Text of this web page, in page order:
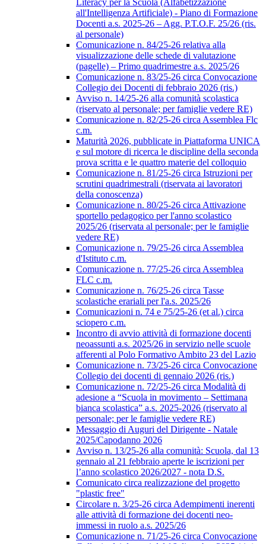
Literacy per la Scuola (Alfabetizzazione
all'Intelligenza Artificiale) - Piano di Formazione
Docenti a.s. 2025-26 – Agg. P.T.O.F. 25/26 (ris.
al personale)
Comunicazione n. 84/25-26 relativa alla
visualizzazione delle schede di valutazione
(pagelle) – Primo quadrimestre a.s. 2025/26
Comunicazione n. 83/25-26 circa Convocazione
Collegio dei Docenti di febbraio 2026 (ris.)
Avviso n. 14/25-26 alla comunità scolastica
(riservato al personale; per famiglie vedere RE)
Comunicazione n. 82/25-26 circa Assemblea Flc
c.m.
Maturità 2026, pubblicate in Piattaforma UNICA
e sul motore di ricerca le discipline della seconda
prova scritta e le quattro materie del colloquio
Comunicazione n. 81/25-26 circa Istruzioni per
scrutini quadrimestrali (riservata ai lavoratori
della conoscenza)
Comunicazione n. 80/25-26 circa Attivazione
sportello pedagogico per l'anno scolastico
2025/26 (riservata al personale; per le famiglie
vedere RE)
Comunicazione n. 79/25-26 circa Assemblea
d'Istituto c.m.
Comunicazione n. 77/25-26 circa Assemblea
FLC c.m.
Comunicazione n. 76/25-26 circa Tasse
scolastiche erariali per l'a.s. 2025/26
Comunicazioni n. 74 e 75/25-26 (et al.) circa
sciopero c.m.
Incontro di avvio attività di formazione docenti
neoassunti a.s. 2025/26 in servizio nelle scuole
afferenti al Polo Formativo Ambito 23 del Lazio
Comunicazione n. 73/25-26 circa Convocazione
Collegio dei docenti di gennaio 2026 (ris.)
Comunicazione n. 72/25-26 circa Modalità di
adesione a “Scuola in movimento – Settimana
bianca scolastica” a.s. 2025-2026 (riservato al
personale; per le famiglie vedere RE)
Messaggio di Auguri del Dirigente - Natale
2025/Capodanno 2026
Avviso n. 13/25-26 alla comunità: Scuola, dal 13
gennaio al 21 febbraio aperte le iscrizioni per
l’anno scolastico 2026/2027 - nota D.S.
Comunicato circa realizzazione del progetto
"plastic free"
Circolare n. 3/25-26 circa Adempimenti inerenti
alle attività di formazione dei docenti neo-
immessi in ruolo a.s. 2025/26
Comunicazione n. 71/25-26 circa Convocazione